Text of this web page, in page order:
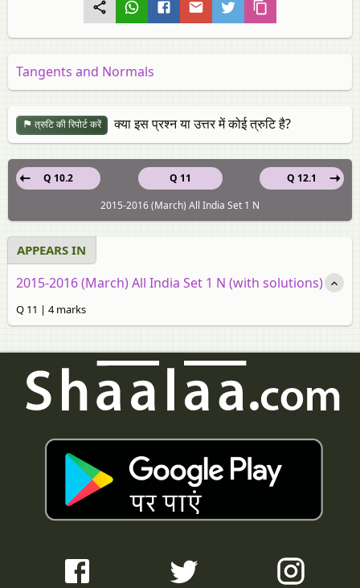
Tangents and Normals
त्रुटि की रिपोर्ट करें क्या इस प्रश्न या उत्तर में कोई त्रुटि है?
Q 11
Q 10.2
Q 12.1
2015-2016 (March) All India Set 1 N
APPEARS IN
2015-2016 (March) All India Set 1 N (with solutions)
Q 11 | 4 marks